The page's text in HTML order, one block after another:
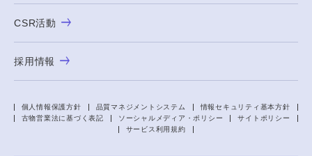
CSR活動
採用情報
個人情報保護方針 品質マネジメントシステム
情報セキュリティ基本方針
古物営業法に基づく表記
ソーシャルメディア・ポリシー
サイトポリシー
サービス利用規約